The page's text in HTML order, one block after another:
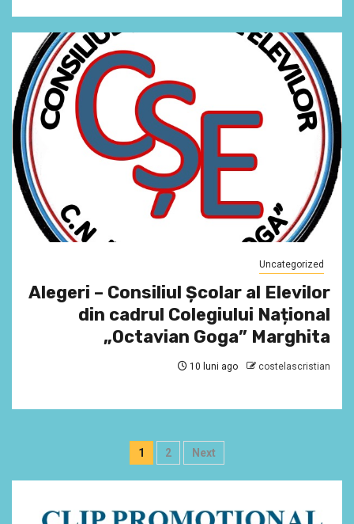
Uncategorized
Alegeri – Consiliul Școlar al Elevilor
din cadrul Colegiului Național
„Octavian Goga” Marghita
10 luni ago costelascristian
Paginație
articole
1 2 Next